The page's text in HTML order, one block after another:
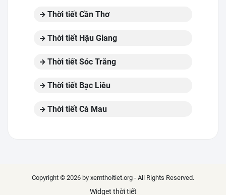
Thời tiết Cần Thơ
Thời tiết Hậu Giang
Thời tiết Sóc Trăng
Thời tiết Bạc Liêu
Thời tiết Cà Mau
Copyright © 2026 by xemthoitiet.org - All Rights Reserved.
Widget thời tiết